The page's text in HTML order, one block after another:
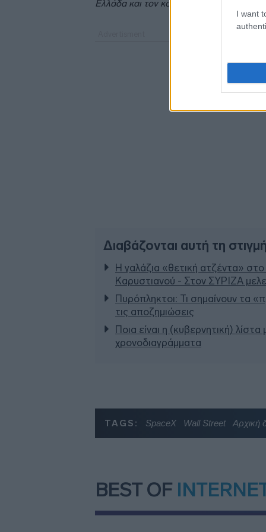
I want
Ελλάδα και τον κόσμο.
Διαβάζονται αυτή τη στιγμή
Η γαλάζια «θετική ατζέντα»
Καρυστιανού - Στον ΣΥΡΙΖΑ
Πυρόπληκτοι: Τι σημαίνουν τα
τις αποζημιώσεις
Ποια είναι η (κυβερνητική)
χρονοδιαγράμματα
TAGS: SpaceX Wall Street Αρχική
BEST OF